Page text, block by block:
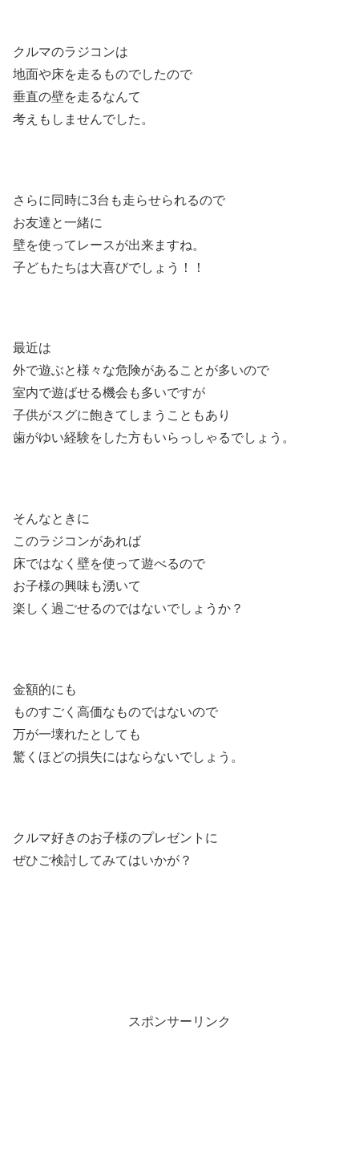
クルマのラジコンは
地面や床を走るものでしたので
垂直の壁を走るなんて
考えもしませんでした。
さらに同時に3台も走らせられるので
お友達と一緒に
壁を使ってレースが出来ますね。
子どもたちは大喜びでしょう！！
最近は
外で遊ぶと様々な危険があることが多いので
室内で遊ばせる機会も多いですが
子供がスグに飽きてしまうこともあり
歯がゆい経験をした方もいらっしゃるでしょう。
そんなときに
このラジコンがあれば
床ではなく壁を使って遊べるので
お子様の興味も湧いて
楽しく過ごせるのではないでしょうか？
金額的にも
ものすごく高価なものではないので
万が一壊れたとしても
驚くほどの損失にはならないでしょう。
クルマ好きのお子様のプレゼントに
ぜひご検討してみてはいかが？
スポンサーリンク